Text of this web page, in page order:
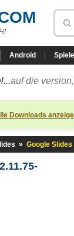
Android Spiele
auf die
Downloads
» Google Slides